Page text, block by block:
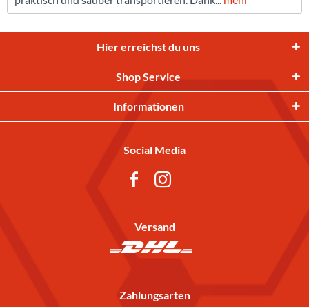
Hier erreichst du uns
Shop Service
Informationen
Social Media
Versand
Zahlungsarten